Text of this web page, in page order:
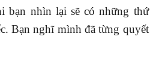
bạn nhìn lại sẽ có những thứ
Bạn nghĩ mình đã từng quyết